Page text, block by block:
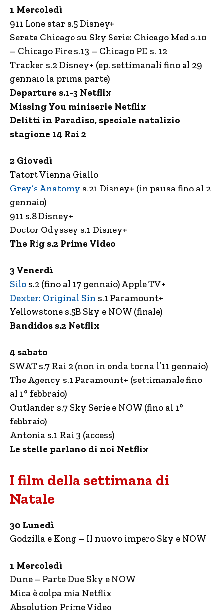
1 Mercoledì
911 Lone star s.5 Disney+
Serata Chicago su Sky Serie: Chicago Med s.10
– Chicago Fire s.13 – Chicago PD s. 12
Tracker s.2 Disney+ (ep. settimanali fino al 29
gennaio la prima parte)
Departure s.1-3 Netflix
Missing You miniserie Netflix
Delitti in Paradiso, speciale natalizio
stagione 14 Rai 2
2 Giovedì
Tatort Vienna Giallo
Grey’s Anatomy s.21 Disney+ (in pausa fino al 2
gennaio)
911 s.8 Disney+
Doctor Odyssey s.1 Disney+
The Rig s.2 Prime Video
3 Venerdì
Silo s.2 (fino al 17 gennaio) Apple TV+
Dexter: Original Sin s.1 Paramount+
Yellowstone s.5B Sky e NOW (finale)
Bandidos s.2 Netflix
4 sabato
SWAT s.7 Rai 2 (non in onda torna l’11 gennaio)
The Agency s.1 Paramount+ (settimanale fino
al 1° febbraio)
Outlander s.7 Sky Serie e NOW (fino al 1°
febbraio)
Antonia s.1 Rai 3 (access)
Le stelle parlano di noi Netflix
I film della settimana di
Natale
30 Lunedì
Godzilla e Kong – Il nuovo impero Sky e NOW
1 Mercoledì
Dune – Parte Due Sky e NOW
Mica è colpa mia Netflix
Absolution Prime Video